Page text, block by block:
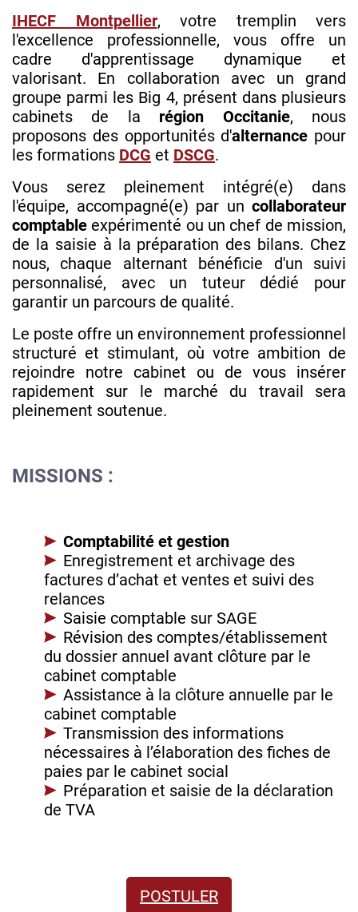
IHECF Montpellier, votre tremplin vers
l'excellence professionnelle, vous offre un
cadre d'apprentissage dynamique et
valorisant. En collaboration avec un grand
groupe parmi les Big 4, présent dans plusieurs
cabinets de la région Occitanie, nous
proposons des opportunités d'alternance pour
les formations DCG et DSCG.
Vous serez pleinement intégré(e) dans
l'équipe, accompagné(e) par un collaborateur
comptable expérimenté ou un chef de mission,
de la saisie à la préparation des bilans. Chez
nous, chaque alternant bénéficie d'un suivi
personnalisé, avec un tuteur dédié pour
garantir un parcours de qualité.
Le poste offre un environnement professionnel
structuré et stimulant, où votre ambition de
rejoindre notre cabinet ou de vous insérer
rapidement sur le marché du travail sera
pleinement soutenue.
MISSIONS :
Comptabilité et gestion
Enregistrement et archivage des
factures d’achat et ventes et suivi des
relances
Saisie comptable sur SAGE
Révision des comptes/établissement
du dossier annuel avant clôture par le
cabinet comptable
Assistance à la clôture annuelle par le
cabinet comptable
Transmission des informations
nécessaires à l’élaboration des fiches de
paies par le cabinet social
Préparation et saisie de la déclaration
de TVA
POSTULER